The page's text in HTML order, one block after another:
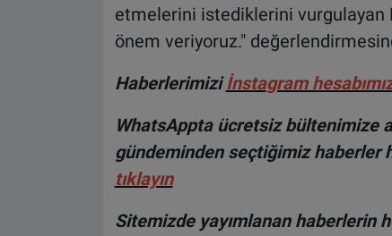
etmelerini istediklerini
önem veriyoruz."
Haberlerimiziİnstagram
WhatsAppta ücretsiz bültenimize
gündeminden seçtiğimiz haberler
tıklayın
Sitemizde yayımlanan haberlerin